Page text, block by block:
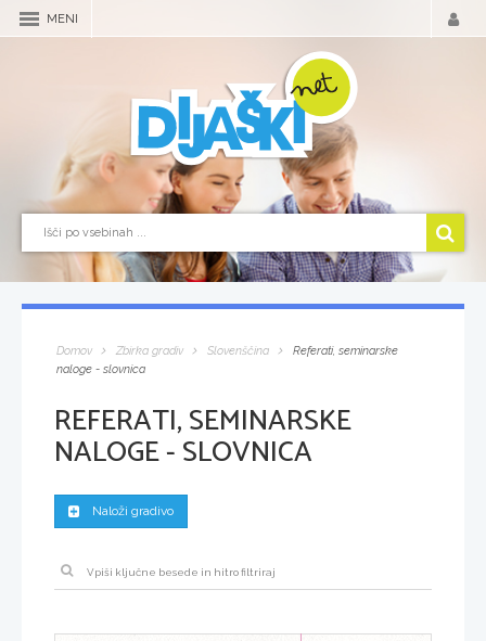
MENI
Domov Zbirka gradiv Slovenščina
Referati, seminarske
naloge - slovnica
REFERATI, SEMINARSKE
NALOGE - SLOVNICA
Naloži gradivo